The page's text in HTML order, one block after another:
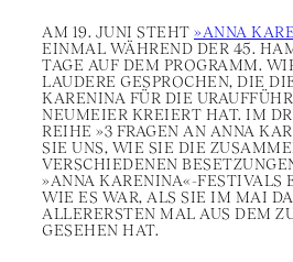
AM 19. JUNI STEHT »ANNA
EINMAL WÄHREND DER 45.
TAGE AUF DEM PROGRAMM.
LAUDERE GESPROCHEN, DIE
KARENINA FÜR DIE
NEUMEIER KREIERT HAT. IM
REIHE »3 FRAGEN AN ANNA
SIE UNS, WIE SIE DIE
VERSCHIEDENEN
»ANNA KARENINA«-FESTIVALS
WIE ES WAR, ALS SIE IM MAI
ALLERERSTEN MAL AUS DEM
GESEHEN HAT.